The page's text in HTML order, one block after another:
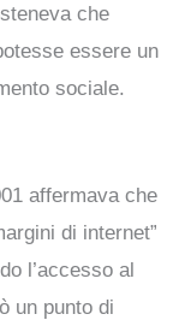
che
essere un
sociale.
affermava che
di internet”
l’accesso al
un punto di